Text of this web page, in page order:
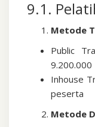
9.1.
Metode
Public
9.200.000
Inhouse
peserta
Metode